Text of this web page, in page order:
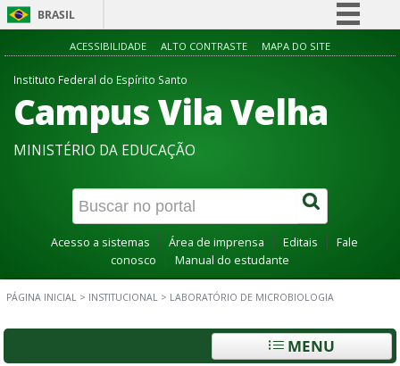
BRASIL
Simplifique!
Participe
Acesso à informação
Canais
ACESSIBILIDADE ALTO CONTRASTE MAPA DO SITE
Instituto Federal do Espírito Santo
Campus Vila Velha
MINISTÉRIO DA EDUCAÇÃO
Acesso a sistemas Área de imprensa Editais
Fale
conosco
Manual do estudante
PÁGINA INICIAL > INSTITUCIONAL > LABORATÓRIO DE MICROBIOLOGIA
MENU